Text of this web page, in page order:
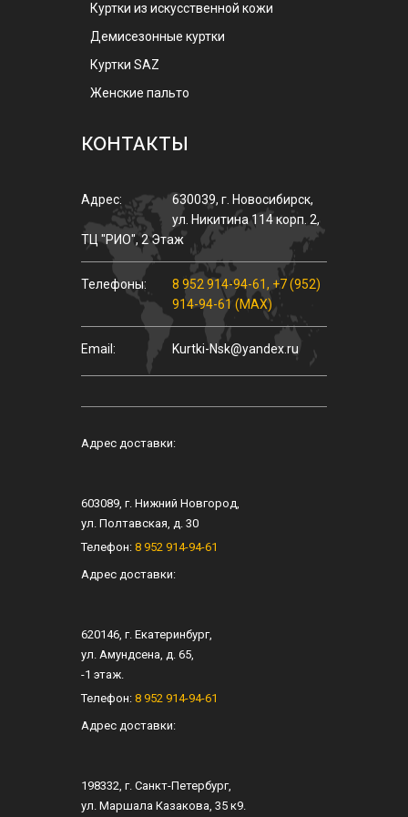
Куртки из искусственной кожи
Демисезонные куртки
Куртки SAZ
Женские пальто
КОНТАКТЫ
Адрес: 630039, г. Новосибирск,
ул. Никитина 114 корп. 2,
ТЦ "РИО", 2 Этаж
Телефоны: 8 952 914-94-61, +7 (952)
914-94-61 (MAX)
Email: Kurtki-Nsk@yandex.ru
Адрес доставки:
603089, г. Нижний Новгород,
ул. Полтавская, д. 30
Телефон: 8 952 914-94-61
Адрес доставки:
620146, г. Екатеринбург,
ул. Амундсена, д. 65,
-1 этаж.
Телефон: 8 952 914-94-61
Адрес доставки:
198332, г. Санкт-Петербург,
ул. Маршала Казакова, 35 к9.